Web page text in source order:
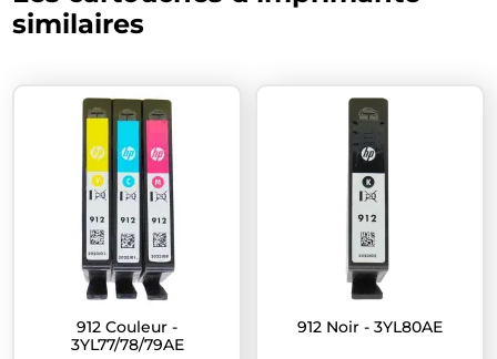
similaires
912 Couleur -
3YL77/78/79AE
912 Noir - 3YL80AE